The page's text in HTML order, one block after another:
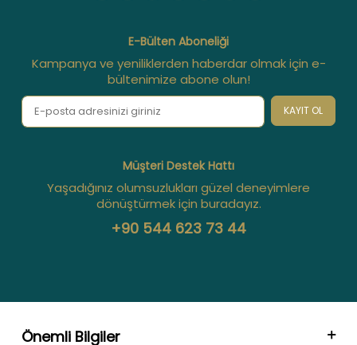
E-Bülten Aboneliği
Kampanya ve yeniliklerden haberdar olmak için e-
bültenimize abone olun!
KAYIT OL
Müşteri Destek Hattı
Yaşadığınız olumsuzlukları güzel deneyimlere
dönüştürmek için buradayız.
+90 544 623 73 44
Önemli Bilgiler